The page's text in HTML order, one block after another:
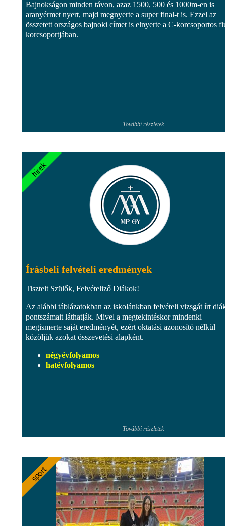
Bajnokságon minden távon, azaz 1500, 500 és 1000m-en is
aranyérmet nyert, majd megnyerte a super final-t is. Ezzel az
összetett országos bajnoki címet is elnyerte a C-korcsoportos
korcsoportjában.
További részletek
Írásbeli felvételi eredmények
Tisztelt Szülők, Felvételiző Diákok!
Az alábbi táblázatokban az iskolánkban felvételi vizsgát írt
pontszámait láthatják. Mivel a megtekintéskor mindenki
megismerte saját eredményét, ezért oktatási azonosító nélkül
közöljük azokat összevetési alapként.
négyévfolyamos
hatévfolyamos
További részletek